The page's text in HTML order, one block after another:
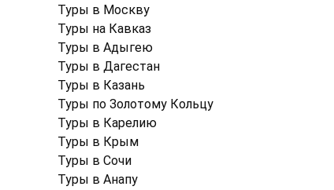
Туры в Москву
Туры на Кавказ
Туры в Адыгею
Туры в Дагестан
Туры в Казань
Туры по Золотому Кольцу
Туры в Карелию
Туры в Крым
Туры в Cочи
Туры в Анапу